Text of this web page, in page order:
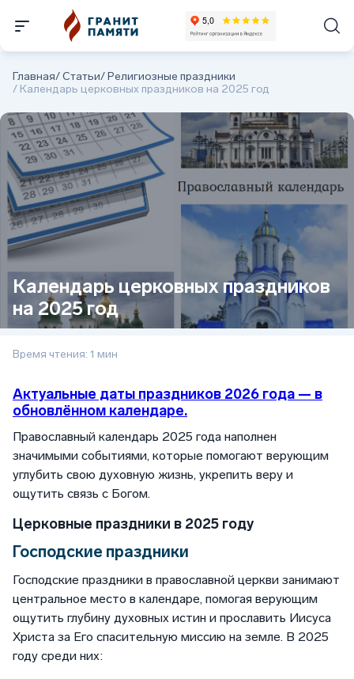
Главная/Статьи/Религиозные праздники
/ Календарь церковных праздников на 2025 год
Календарь церковных праздников
на 2025 год
Время чтения: 1 мин
Актуальные даты праздников 2026 года — в
обновлённом календаре.
Православный календарь 2025 года наполнен
значимыми событиями, которые помогают верующим
углубить свою духовную жизнь, укрепить веру и
ощутить связь с Богом.
Церковные праздники в 2025 году
Господские праздники
Господские праздники в православной церкви занимают
центральное место в календаре, помогая верующим
ощутить глубину духовных истин и прославить Иисуса
Христа за Его спасительную миссию на земле. В 2025
году среди них: